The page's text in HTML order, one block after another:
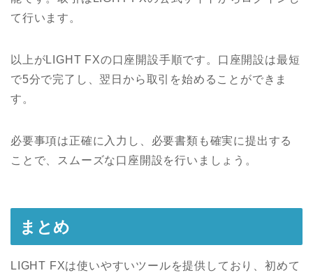
て行います。
以上がLIGHT FXの口座開設手順です。口座開設は最短
で5分で完了し、翌日から取引を始めることができま
す。
必要事項は正確に入力し、必要書類も確実に提出する
ことで、スムーズな口座開設を行いましょう。
まとめ
LIGHT FXは使いやすいツールを提供しており、初めて